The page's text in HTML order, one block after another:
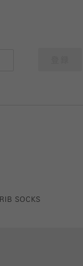
RIB SOCKS